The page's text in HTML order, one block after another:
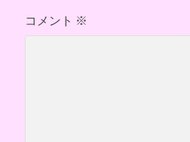
コメント ※